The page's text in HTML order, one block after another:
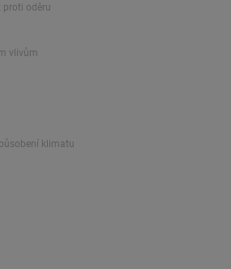
proti oděru
vlivům
klimatu